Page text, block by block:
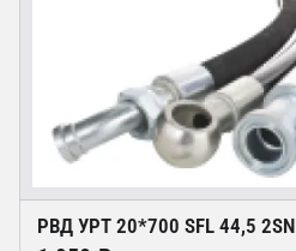
РВД УРТ 20*700 SFL 44,5 2SN